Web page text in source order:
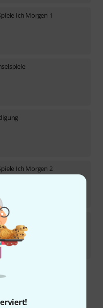
Ich Morgen 1
Ich Morgen 2
30 kleine Choral
ab 29 €